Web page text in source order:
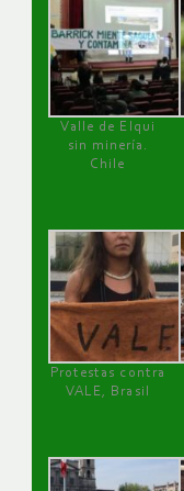
Valle de Elqui
sin minería.
Chile
Protestas contra
VALE, Brasil